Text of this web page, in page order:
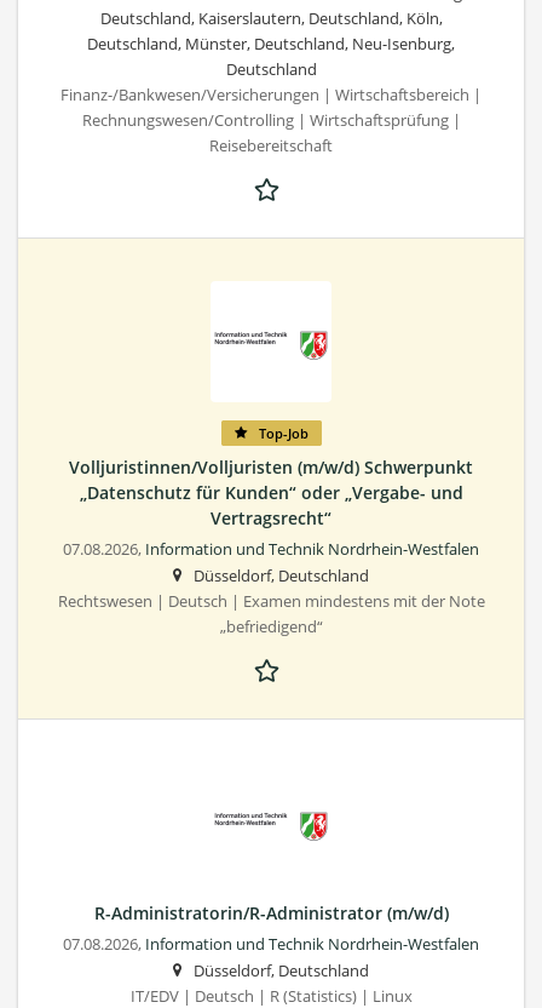
Deutschland, Kaiserslautern, Deutschland, Köln,
Deutschland, Münster, Deutschland, Neu-Isenburg,
Deutschland
Finanz-/Bankwesen/Versicherungen | Wirtschaftsbereich |
Rechnungswesen/Controlling | Wirtschaftsprüfung |
Reisebereitschaft
Top-Job
Volljuristinnen/Volljuristen (m/w/d) Schwerpunkt
„Datenschutz für Kunden“ oder „Vergabe- und
Vertragsrecht“
07.08.2026, Information und Technik Nordrhein-Westfalen
Düsseldorf, Deutschland
Rechtswesen | Deutsch | Examen mindestens mit der Note
„befriedigend“
R-Administratorin/R-Administrator (m/w/d)
07.08.2026, Information und Technik Nordrhein-Westfalen
Düsseldorf, Deutschland
IT/EDV | Deutsch | R (Statistics) | Linux